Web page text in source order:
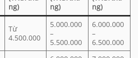
ng)
ng)
ng)
Từ
4.500.000
5.000.000
–
5.500.000
6.000.000
–
6.500.000